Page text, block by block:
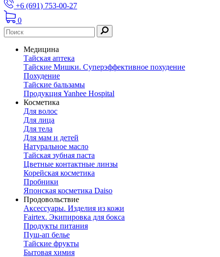
+6 (691) 753-00-27
0
Медицина
Тайская аптека
Тайские Мишки. Суперэффективное похудение
Похудение
Тайские бальзамы
Продукция Yanhee Hospital
Косметика
Для волос
Для лица
Для тела
Для мам и детей
Натуральное масло
Тайская зубная паста
Цветные контактные линзы
Корейская косметика
Пробники
Японская косметика Daiso
Продовольствие
Аксессуары. Изделия из кожи
Fairtex. Экипировка для бокса
Продукты питания
Пуш-ап белье
Тайские фрукты
Бытовая химия